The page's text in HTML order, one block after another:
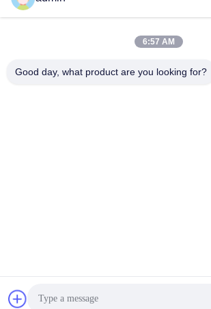
6:57 AM
Good day, what product are you looking for?